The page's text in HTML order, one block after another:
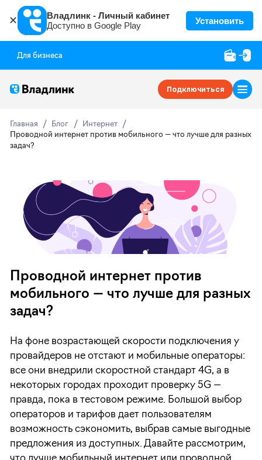
✕
Владлинк - Личный кабинет
Доступно в Google Play
Установить
Для бизнеса
Подключиться
Главная Блог
Интернет
Проводной интернет против мобильного — что лучше для разных
задач?
Проводной интернет против
мобильного — что лучше для разных
задач?
На фоне возрастающей скорости подключения у
провайдеров не отстают и мобильные операторы:
все они внедрили скоростной стандарт 4G, а в
некоторых городах проходит проверку 5G —
правда, пока в тестовом режиме. Большой выбор
операторов и тарифов дает пользователям
возможность сэкономить, выбрав самые выгодные
предложения из доступных. Давайте рассмотрим,